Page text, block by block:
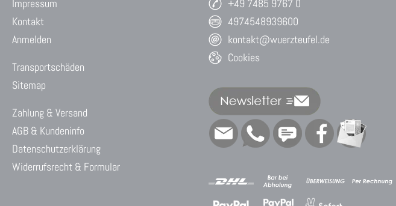
Impressum
Kontakt
Anmelden
Transportschäden
Sitemap
Zahlung & Versand
AGB & Kundeninfo
Datenschutzerklärung
Widerrufsrecht & Formular
+49 7485 9767 0
4974548939600
kontakt@wuerzteufel.de
Cookies